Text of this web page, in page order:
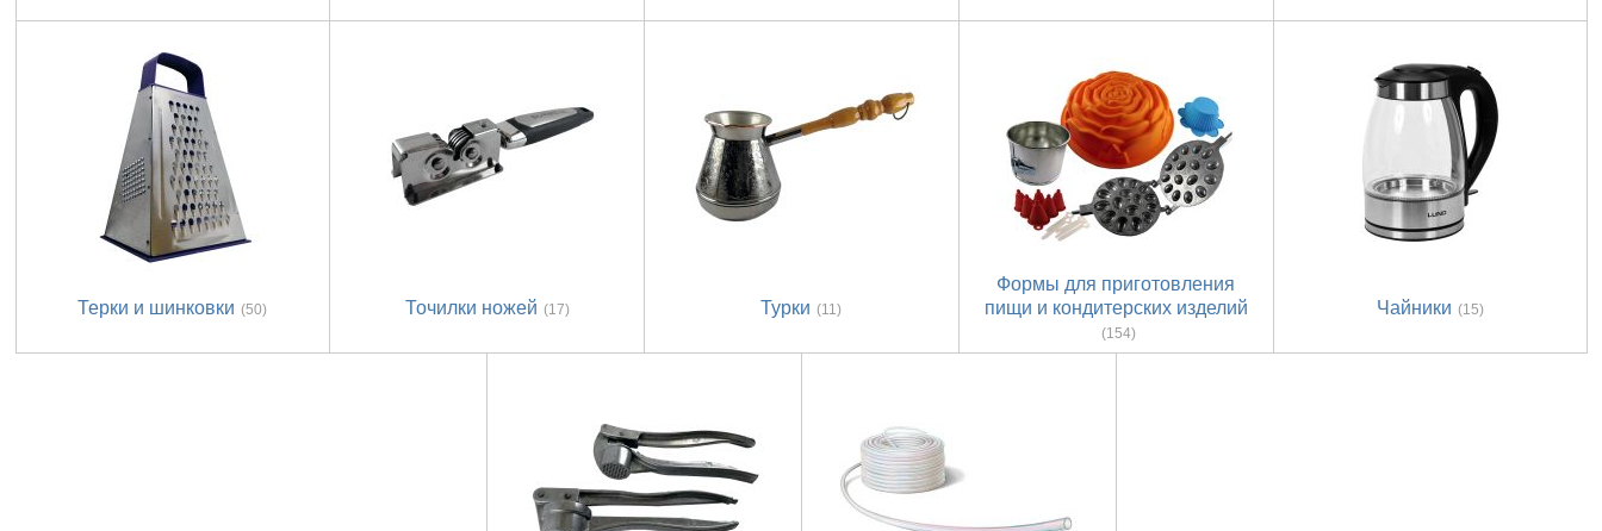
Терки и шинковки (50) Точилки ножей (17) Турки (11)
Формы для приготовления
пищи и кондитерских изделий
(154)
Чайники (15)